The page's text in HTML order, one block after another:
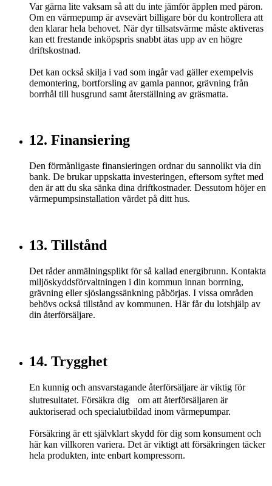
Var gärna lite vaksam så att du inte jämför äpplen med päron.
Om en värmepump är avsevärt billigare bör du kontrollera att
den klarar hela behovet. När dyr tillsatsvärme måste aktiveras
kan ett frestande inköpspris snabbt ätas upp av en högre
driftskostnad.
Det kan också skilja i vad som ingår vad gäller exempelvis
demontering, bortforsling av gamla pannor, grävning från
borrhål till husgrund samt återställning av gräsmatta.
12. Finansiering
Den förmånligaste finansieringen ordnar du sannolikt via din
bank. De brukar uppskatta investeringen, eftersom syftet med
den är att du ska sänka dina driftkostnader. Dessutom höjer en
värmepumpsinstallation värdet på ditt hus.
13. Tillstånd
Det råder anmälningsplikt för så kallad energibrunn. Kontakta
miljöskyddsförvaltningen i din kommun innan borrning,
grävning eller sjöslangssänkning påbörjas. I vissa områden
behövs också tillstånd av kommunen. Här får du lotshjälp av
din återförsäljare.
14. Trygghet
En kunnig och ansvarstagande återförsäljare är viktig för
slutresultatet. Försäkra dig om att återförsäljaren är
auktoriserad och specialutbildad inom värmepumpar.
Försäkring är ett självklart skydd för dig som konsument och
här kan villkoren variera. Det är viktigt att försäkringen täcker
hela produkten, inte enbart kompressorn.